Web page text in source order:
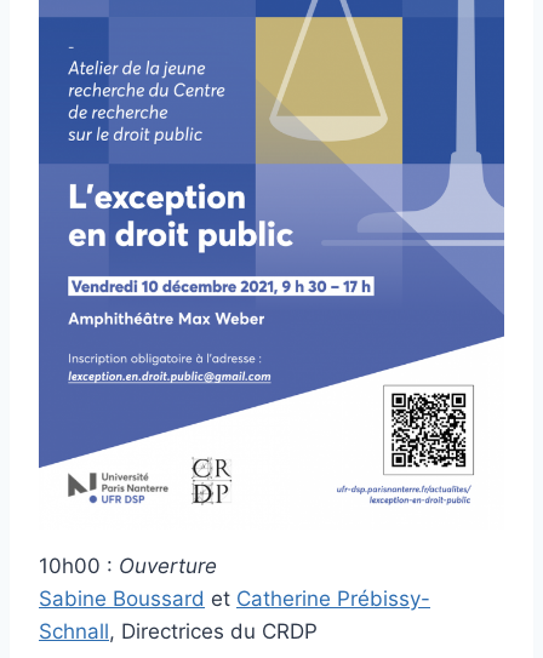
10h00 : Ouverture
Sabine Boussard et Catherine Prébissy-
Schnall, Directrices du CRDP